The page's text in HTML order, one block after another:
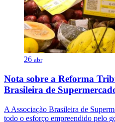
26 abr
Nota sobre a Reforma
Brasileira de
A Associação Brasileira de
todo o esforço empreendido pelo